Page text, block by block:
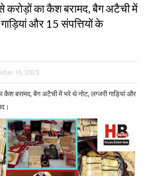
करोड़ों का कैश बरामद, बैग अटैची में
और 15 संपत्तियों के
16, 2025
कैश बरामद, बैग अटैची में भरे थे नोट, लग्जरी गाड़ियां और